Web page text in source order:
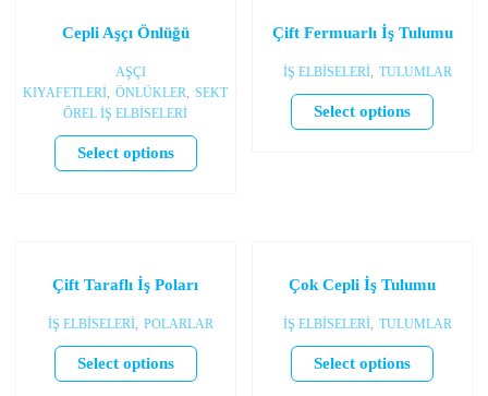
Cepli Aşçı Önlüğü
AŞÇI
KIYAFETLERİ ÖNLÜKLER
SEKT
ÖREL İŞ ELBİSELERİ
Select options
Çift Fermuarlı İş Tulumu
İŞ ELBİSELERİ TULUMLAR
Select options
Çift Taraflı İş Poları
İŞ ELBİSELERİ POLARLAR
Select options
Çok Cepli İş Tulumu
İŞ ELBİSELERİ TULUMLAR
Select options